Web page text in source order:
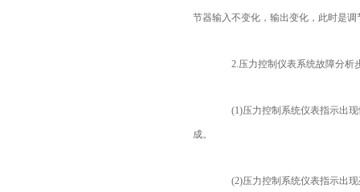
节器输入不变化，输出变化，此时是
2.压力控制仪表系统故障分析
(1)压力控制系统仪表指示出现
成。
(2)压力控制系统仪表指示出现